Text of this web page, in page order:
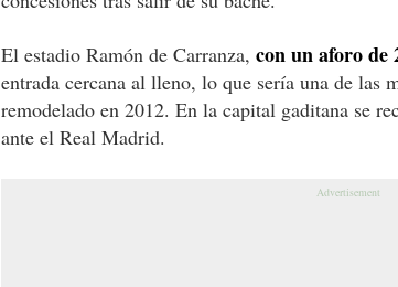
El estadio Ramón de Carranza, con un aforo de
entrada cercana al lleno, lo que sería una de las
remodelado en 2012. En la capital gaditana se
ante el Real Madrid.